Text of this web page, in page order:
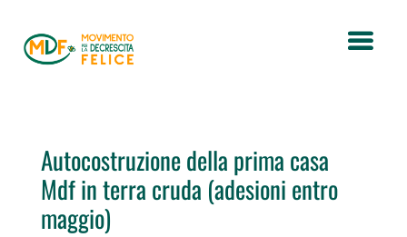
Autocostruzione della prima casa
Mdf in terra cruda (adesioni entro
maggio)